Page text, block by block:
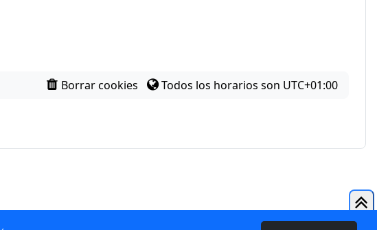
Borrar cookies Todos los horarios son UTC+01:00